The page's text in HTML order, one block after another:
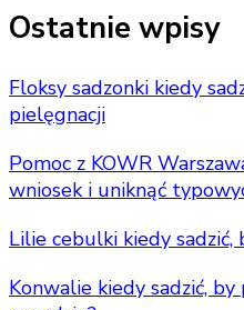
Something?
Ostatnie wpisy
Floksy sadzonki kiedy
pielęgnacji
Pomoc z KOWR
wniosek i uniknąć
Lilie cebulki kiedy sadzić,
Konwalie kiedy sadzić,